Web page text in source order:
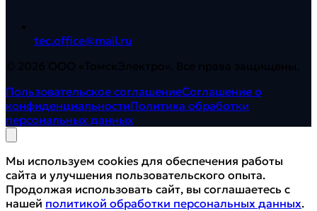
tec.office@mail.ru
© 2026 ООО «ТомскЭлектро». Все права защищены.
Пользовательское соглашениеСоглашение о
конфиденциальностиПолитика обработки
персональных данных
Мы используем cookies для обеспечения работы
сайта и улучшения пользовательского опыта.
Продолжая использовать сайт, вы соглашаетесь с
нашей политикой обработки персональных данных.